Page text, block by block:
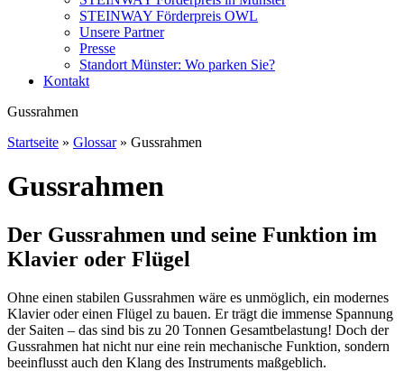
STEINWAY Förderpreis OWL
Unsere Partner
Presse
Standort Münster: Wo parken Sie?
Kontakt
Gussrahmen
Startseite » Glossar» Gussrahmen
Gussrahmen
Der Gussrahmen und seine Funktion im
Klavier oder Flügel
Ohne einen stabilen Gussrahmen wäre es unmöglich, ein modernes
Klavier oder einen Flügel zu bauen. Er trägt die immense Spannung
der Saiten – das sind bis zu 20 Tonnen Gesamtbelastung! Doch der
Gussrahmen hat nicht nur eine rein mechanische Funktion, sondern
beeinflusst auch den Klang des Instruments maßgeblich.